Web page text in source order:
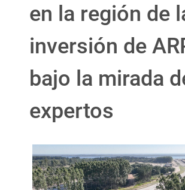
en la región de
inversión de
bajo la mirada
expertos